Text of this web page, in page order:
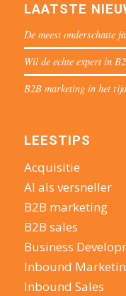
LAATSTE
De meest onderschatte
Wil de echte expert in
B2B marketing in het
LEESTIPS
Acquisitie
AI als versneller
B2B marketing
B2B sales
Business
Inbound
Inbound Sales